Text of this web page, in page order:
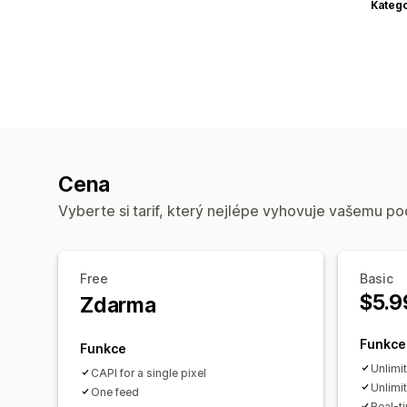
Cena
Vyberte si tarif, který nejlépe vyhovuje vašemu
Free
Zdarma
Funkce
CAPI for a single pixel
One feed
Basic
Funkce